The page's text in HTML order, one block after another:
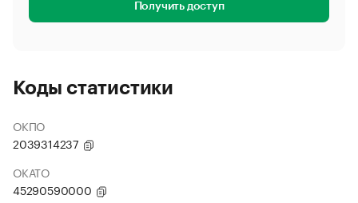
Получить доступ
Коды статистики
ОКПО
2039314237
ОКАТО
45290590000